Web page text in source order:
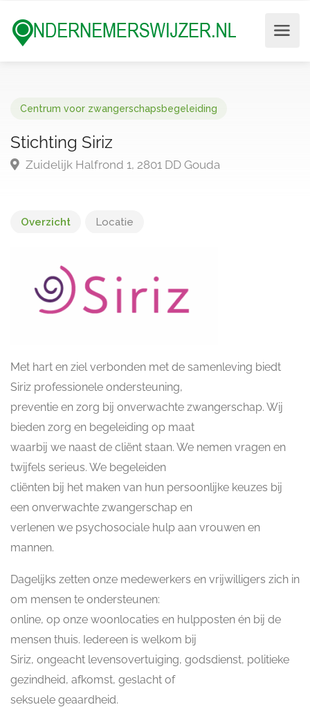
Centrum voor zwangerschapsbegeleiding
Stichting Siriz
Zuidelijk Halfrond 1, 2801 DD Gouda
Overzicht Locatie
Met hart en ziel verbonden met de samenleving biedt
Siriz professionele ondersteuning,
preventie en zorg bij onverwachte zwangerschap. Wij
bieden zorg en begeleiding op maat
waarbij we naast de cliënt staan. We nemen vragen en
twijfels serieus. We begeleiden
cliënten bij het maken van hun persoonlijke keuzes bij
een onverwachte zwangerschap en
verlenen we psychosociale hulp aan vrouwen en
mannen.
Dagelijks zetten onze medewerkers en vrijwilligers zich in
om mensen te ondersteunen:
online, op onze woonlocaties en hulpposten én bij de
mensen thuis. Iedereen is welkom bij
Siriz, ongeacht levensovertuiging, godsdienst, politieke
gezindheid, afkomst, geslacht of
seksuele geaardheid.